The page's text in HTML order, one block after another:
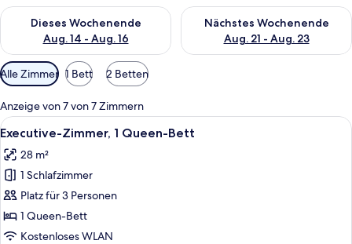
Dieses Wochenende
Aug. 14 - Aug. 16
Überprüfe die Verfügbarkeit für dieses Wochenende, Aug. 14
Nächstes Wochenende
Aug. 21 - Aug. 23
Überprüfe die Verfügbarkeit
Verfügbare
Filter
für
Zimmer
Alle Zimmer 1 Bett 2 Betten
Anzeige von 7 von 7 Zimmern
Alle
Fotos
für
Executive-
Zimmer,
1
Queen-
Ein Hotelzimmer mit einem großen
12
Executive-Zimmer, 1 Queen-Bett
28 m²
1 Schlafzimmer
Platz für 3 Personen
1 Queen-Bett
Kostenloses WLAN